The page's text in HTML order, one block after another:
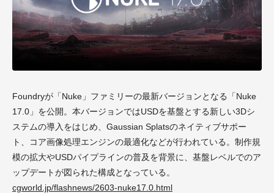
Foundryが「Nuke」ファミリーの最新バージョンとなる「Nuke
17.0」を公開。本バージョンではUSDを基盤とする新しい3Dシ
ステムの導入をはじめ、Gaussian Splatsのネイティブサポー
ト、コア画像処理エンジンの最適化などが行われている。制作規
模の拡大やUSDパイプラインの普及を背景に、基盤レベルでのア
ップデートが図られた構成となっている。
cgworld.jp/flashnews/2603-nuke17.0.html